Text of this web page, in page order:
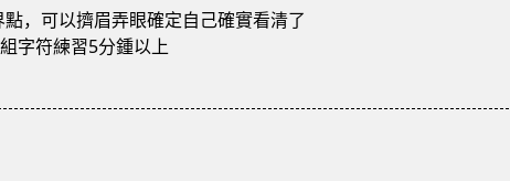
，可以擠眉弄眼確定自己確實看清了
字符練習5分鍾以上